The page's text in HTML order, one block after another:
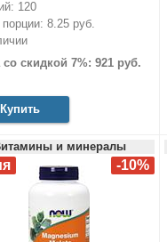
120
8.25 руб.
со скидкой 7%: 921 руб.
Купить
и минералы